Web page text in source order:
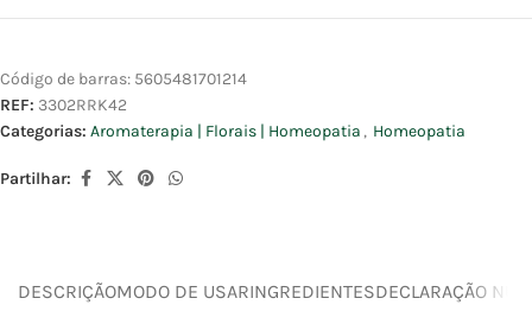
Código de barras: 5605481701214
REF: 3302RRK42
Categorias: Aromaterapia | Florais | Homeopatia , Homeopatia
Partilhar:
DESCRIÇÃOMODO DE USARINGREDIENTESDECLARAÇÃO